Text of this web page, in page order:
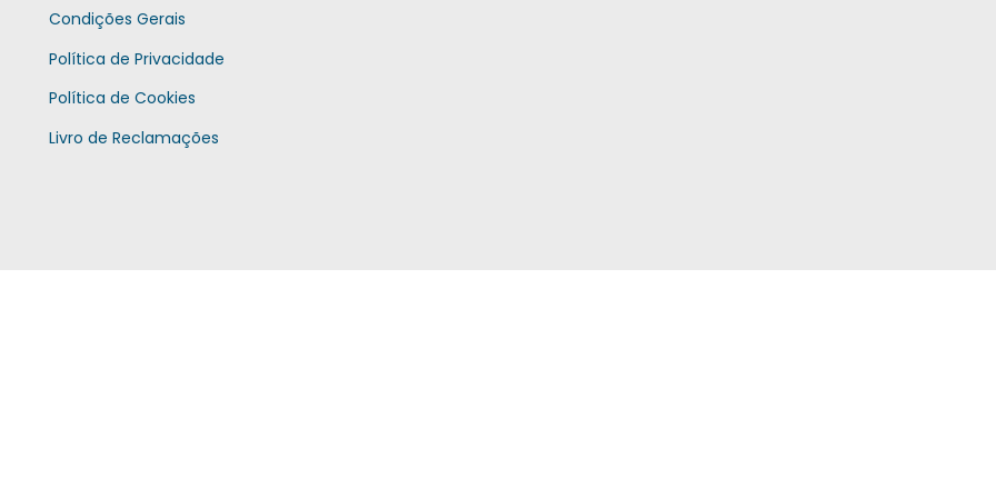
Condições Gerais
Política de Privacidade
Política de Cookies
Livro de Reclamações